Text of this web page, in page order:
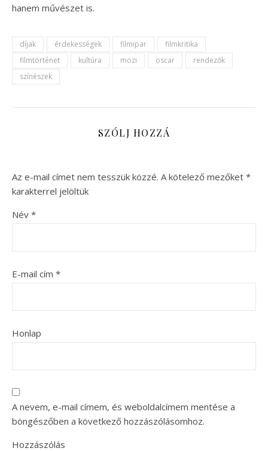
hanem művészet is.
díjak érdekességek filmipar
filmkritika
filmtörténet
kultúra mozi oscar
rendezők
színészek
SZÓLJ HOZZÁ
Az e-mail címet nem tesszük közzé. A kötelező mezőket *
karakterrel jelöltük
Név *
E-mail cím *
Honlap
A nevem, e-mail címem, és weboldalcímem mentése a
böngészőben a következő hozzászólásomhoz.
Hozzászólás